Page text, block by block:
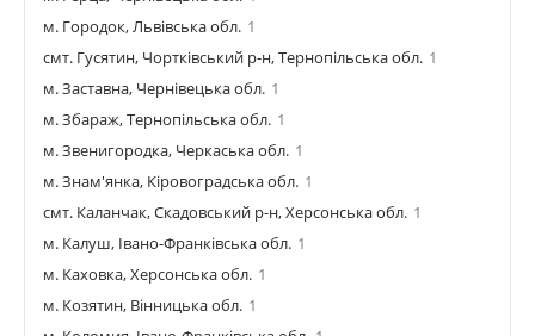
м. Городок, Львівська обл. 1
смт. Гусятин, Чортківський р-н, Тернопільська обл. 1
м. Заставна, Чернівецька обл. 1
м. Збараж, Тернопільська обл. 1
м. Звенигородка, Черкаська обл. 1
м. Знам'янка, Кіровоградська обл. 1
смт. Каланчак, Скадовський р-н, Херсонська обл. 1
м. Калуш, Івано-Франківська обл. 1
м. Каховка, Херсонська обл. 1
м. Козятин, Вінницька обл. 1